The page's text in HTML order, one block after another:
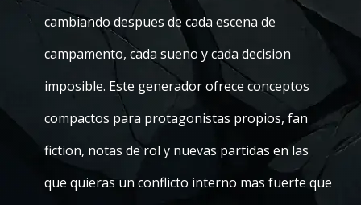
cambiando despues de cada escena de
campamento, cada sueno y cada decision
imposible. Este generador ofrece conceptos
compactos para protagonistas propios, fan
fiction, notas de rol y nuevas partidas en las
que quieras un conflicto interno mas fuerte que